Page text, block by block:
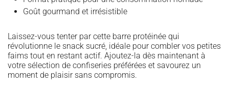
Goût gourmand et irrésistible
Laissez-vous tenter par cette barre protéinée qui
révolutionne le snack sucré, idéale pour combler vos petites
faims tout en restant actif. Ajoutez-la dès maintenant à
votre sélection de confiseries préférées et savourez un
moment de plaisir sans compromis.